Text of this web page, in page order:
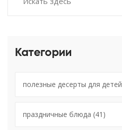
Категории
полезные десерты для детей
праздничные блюда (41)